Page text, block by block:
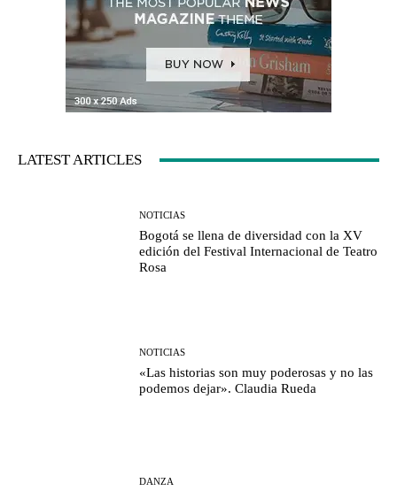
LATEST ARTICLES
NOTICIAS
Bogotá se llena de diversidad con la XV
edición del Festival Internacional de Teatro
Rosa
NOTICIAS
«Las historias son muy poderosas y no las
podemos dejar». Claudia Rueda
DANZA